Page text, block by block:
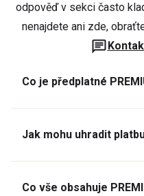
odpověď v sekci často
nenajdete ani zde,
Co je předplatné
Jak mohu uhradit
Co vše obsahuje